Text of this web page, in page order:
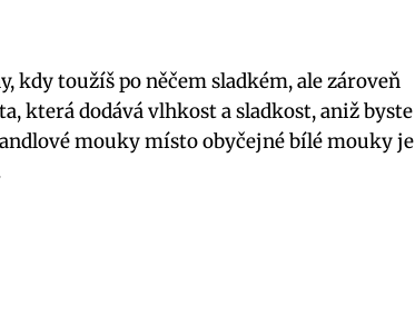
kdy toužíš po něčem sladkém, ale zároveň
která dodává vlhkost a sladkost, aniž byste
mouky místo obyčejné bílé mouky je